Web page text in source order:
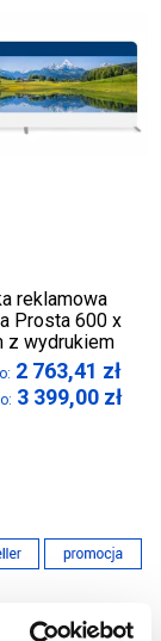
reklamowa
Prosta 600 x
z wydrukiem
2 763,41 zł
3 399,00 zł